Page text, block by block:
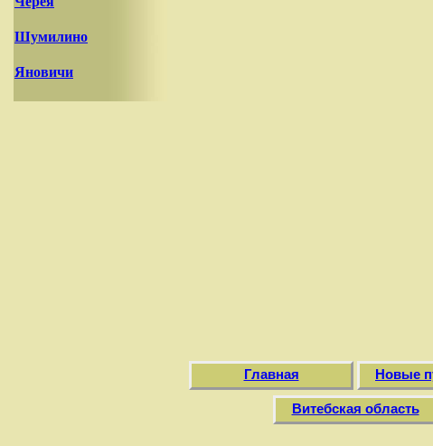
Шумилино
Яновичи
Главная Новые
Витебская область